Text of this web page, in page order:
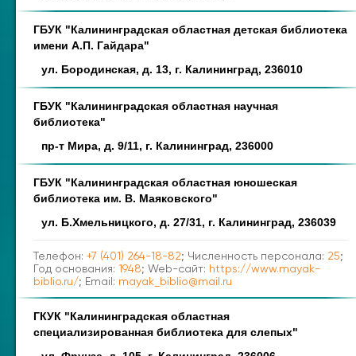
ГБУК "Калининградская областная детская библиотека
имени А.П. Гайдара"
ул. Бородинская, д. 13, г. Калининград, 236010
ГБУК "Калининградская областная научная
библиотека"
пр-т Мира, д. 9/11, г. Калининград, 236000
ГБУК "Калининградская областная юношеская
библиотека им. В. Маяковского"
ул. Б.Хмельницкого, д. 27/31, г. Калининград, 236039
Телефон: +7 (401) 264-18-82; Численность персонала: 25;
Год основания: 1948; Web-сайт: https://www.mayak-
biblio.ru/; Email: mayak_biblio@mail.ru
ГКУК "Калининградская областная
специализированная библиотека для слепых"